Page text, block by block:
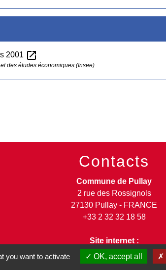
2001 open_in_new
des études économiques (Insee)
Contacts
Commune de Pullay
2 rue des Rossignols
27130 Pullay - FRANCE
+33 2 32 32 18 58
Site internet :
www.pullay.fr
you want to activate OK, accept all